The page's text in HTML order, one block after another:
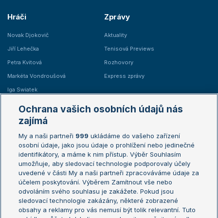
Hráči
Novak Djokovič
Jiří Lehečka
Petra Kvitová
Markéta Vondroušová
Iga Swiatek
Zprávy
Aktuality
Tenisová Previews
Rozhovory
Express zprávy
Žebříčky
Žebříček ATP (muži)
Žebříček WTA (ženy)
Sázkařský žebříček
Australian Open
French Open
Wimbledon
US Open
Turnaj mistrů
Turnaj mistryň
Ochrana vašich osobních údajů nás
zajímá
My a naši partneři 999 ukládáme do vašeho zařízení
osobní údaje, jako jsou údaje o prohlížení nebo jedinečné
identifikátory, a máme k nim přístup. Výběr Souhlasím
umožňuje, aby sledovací technologie podporovaly účely
uvedené v části My a naši partneři zpracováváme údaje za
účelem poskytování. Výběrem Zamítnout vše nebo
odvoláním svého souhlasu je zakážete. Pokud jsou
sledovací technologie zakázány, některé zobrazené
obsahy a reklamy pro vás nemusí být tolik relevantní. Tuto